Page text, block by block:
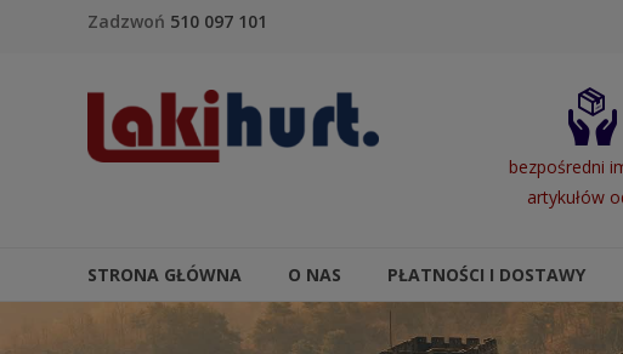
Skip to contentZadzwoń 510 097 101
LakiHurt
bezpośredni
artykułów
STRONA GŁÓWNA O NAS PŁATNOŚCI I DOSTAWY